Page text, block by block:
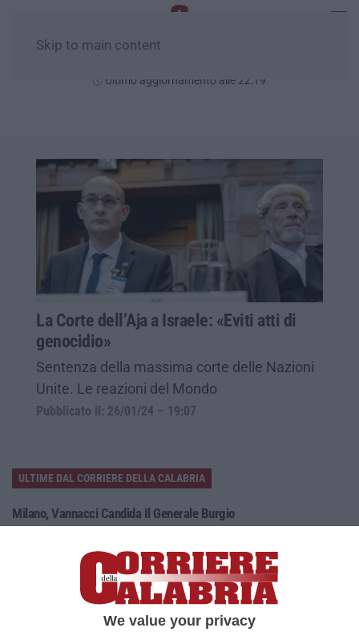
We value your privacy
Skip to main content
Ultimo aggiornamento alle 22:19
La Corte dell’Aja a Israele: «Eviti atti di
genocidio»
Sentenza della massima corte delle Nazioni
Unite. Le reazioni del Mondo
Pubblicato il: 26/01/24 – 19:07
ULTIME DAL CORRIERE DELLA CALABRIA
Milano, Vannacci Candida Il Generale Burgio
Milano, Bologna, Roma e Napoli. Ci presenteremo come Futuro
08 Agosto, 22:19
Messina, I “No Ponte” Di Nuovo In Marcia